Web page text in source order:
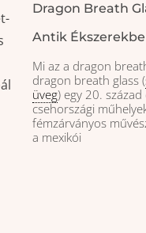
Dragon Breath
Antik
Mi az a dragon
dragon breath glass (
üveg) egy 20.
csehországi
fémzárványos
a mexikói